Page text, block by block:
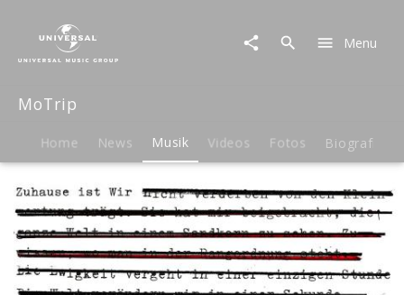
Menu
MoTrip
Home News Musik Videos Fotos Biografie